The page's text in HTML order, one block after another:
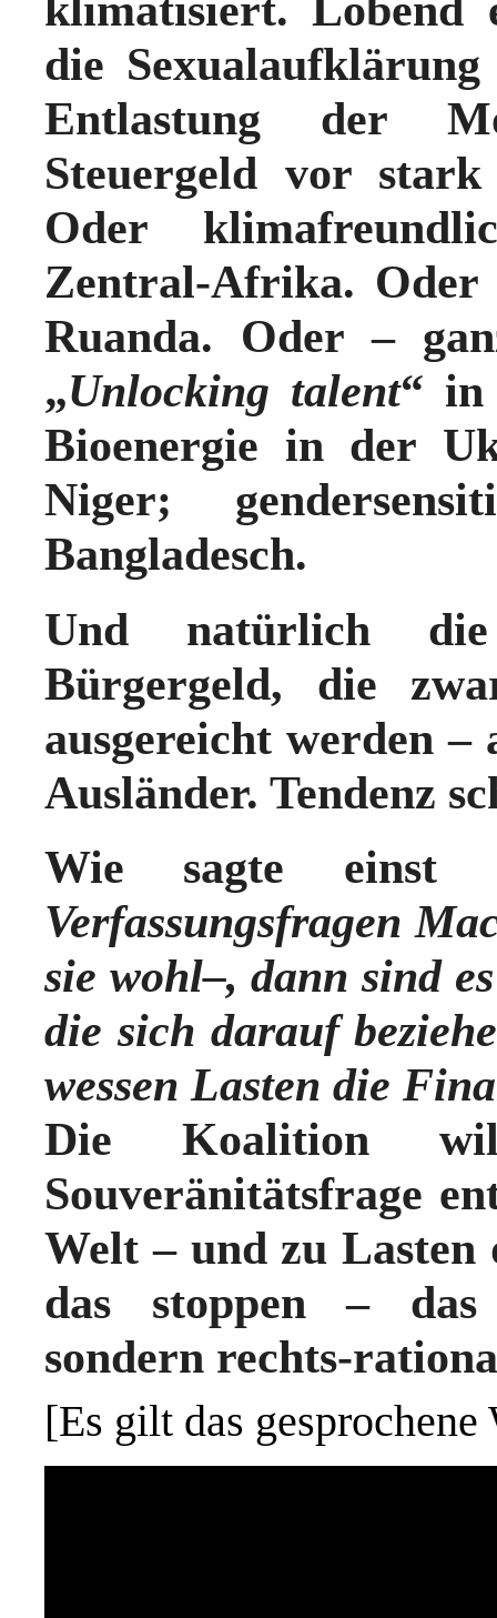
die
Entlastung der
Steuergeld vor stark
Oder
Zentral-Afrika. Oder
Ruanda. Oder –
„Unlocking talent“ in
Bioenergie in der
Niger;
Bangladesch.
Und natürlich
Bürgergeld, die
ausgereicht werden –
Ausländer. Tendenz
Wie sagte einst
Verfassungsfragen
sie wohl–, dann sind
die sich darauf
wessen Lasten die
Die Koalition
Souveränitätsfrage
Welt – und zu Lasten
das stoppen –
sondern rechts-
[Es gilt das gesprochene